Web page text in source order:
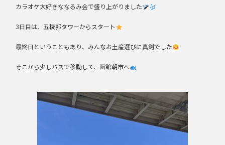
カラオケ大好きななるみ会で盛り上がりました
3日目は、五稜郭タワーからスタート
最終日ということもあり、みんなお土産選びに真剣でした
そこから少しバスで移動して、函館朝市へ